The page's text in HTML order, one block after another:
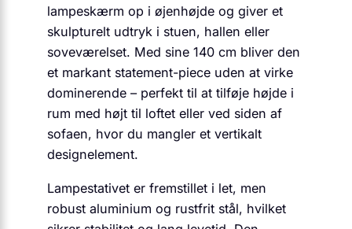
lampeskærm op i øjenhøjde og giver et
skulpturelt udtryk i stuen, hallen eller
soveværelset. Med sine 140 cm bliver den
et markant statement-piece uden at virke
dominerende – perfekt til at tilføje højde i
rum med højt til loftet eller ved siden af
sofaen, hvor du mangler et vertikalt
designelement.
Lampestativet er fremstillet i let, men
robust aluminium og rustfrit stål, hvilket